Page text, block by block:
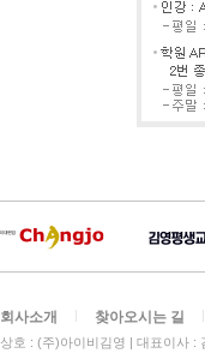
회사소개 찾아오시는 길
상호 : (주)아이비김영 대표이사 :